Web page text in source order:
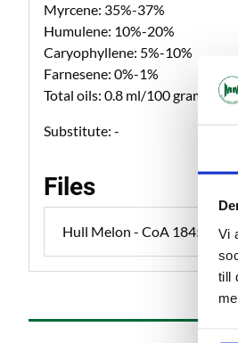
Vi
till
Myrcene: 35%-37%
Humulene: 10%-20%
Caryophyllene: 5%-10%
Farnesene: 0%-1%
Total oils: 0.8 ml/100 grams
Substitute: -
Files
Hull Melon - CoA